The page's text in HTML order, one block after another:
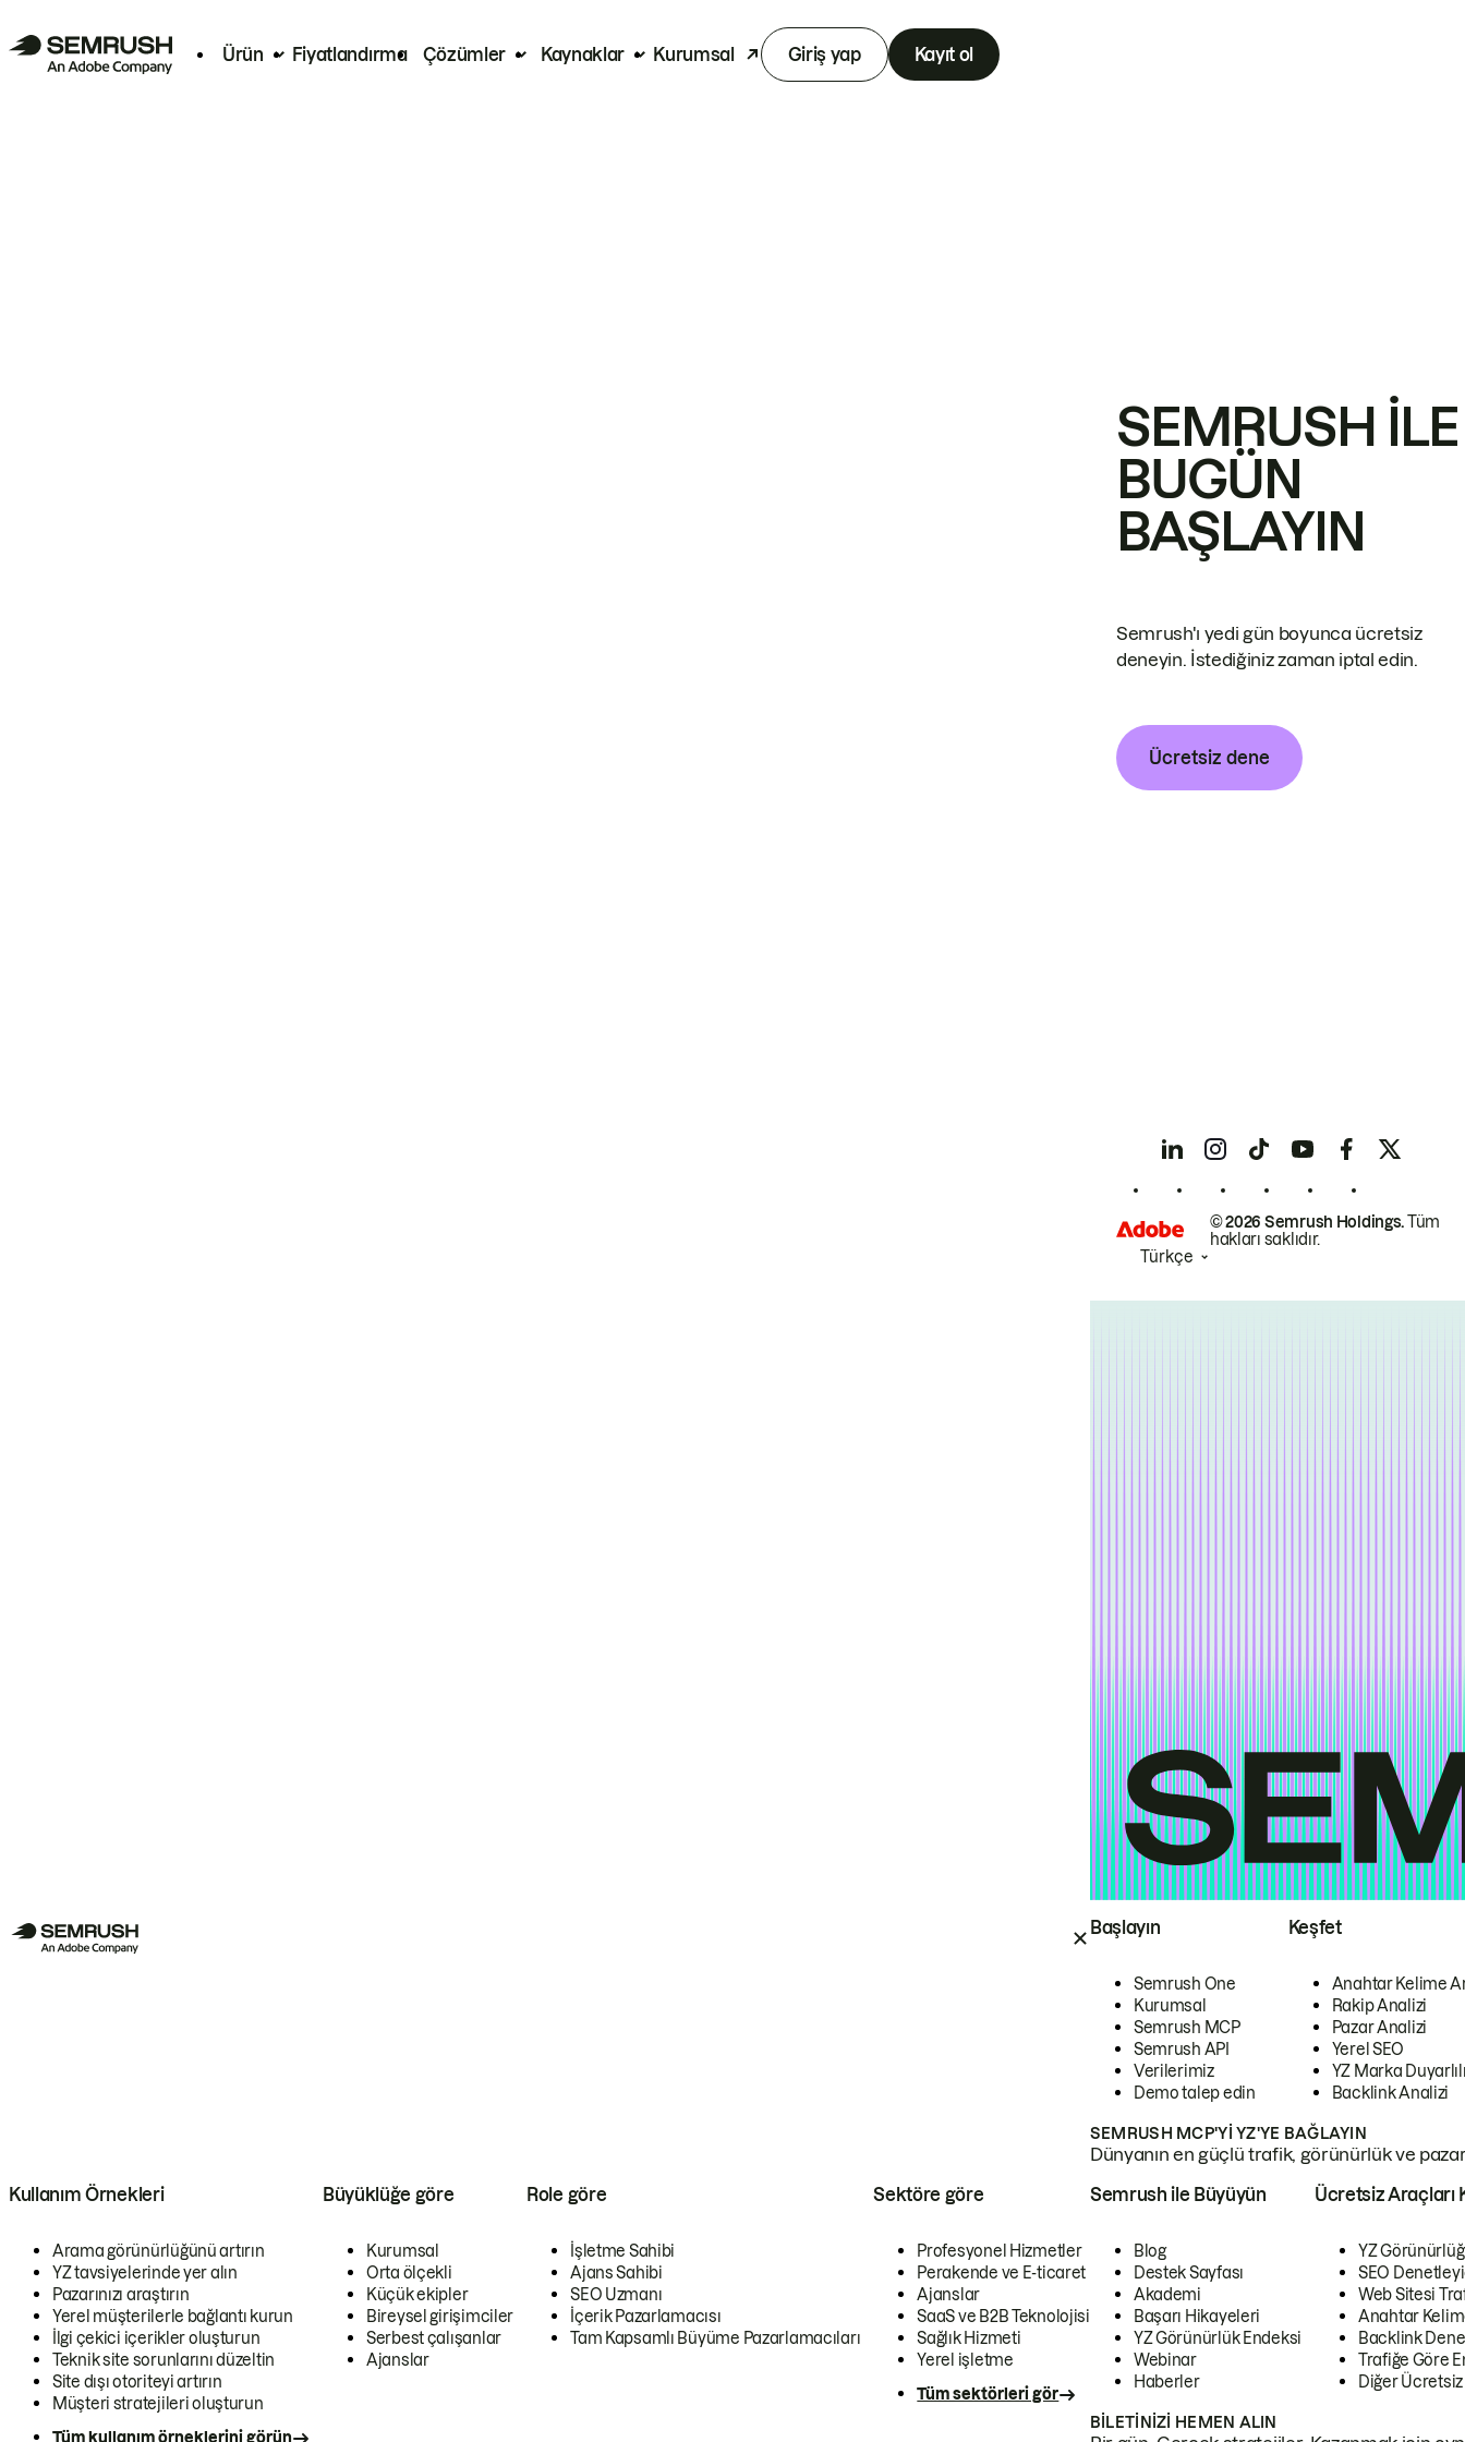
Ürün Fiyatlandırma Çözümler Kaynaklar Kurumsal Giriş yap Kayıt ol
Başlayın
Semrush One
Kurumsal
Semrush MCP
Semrush API
Verilerimiz
Demo talep edin
Keşfet
Anahtar Kelime
Rakip Analizi
Pazar Analizi
Yerel SEO
YZ Marka
Backlink Analizi
SEMRUSH MCP'YI YZ'YE BAĞLAYIN
Dünyanın en güçlü trafik, görünürlük ve
Kullanım Örnekleri
Arama görünürlüğünü artırın
YZ tavsiyelerinde yer alın
Pazarınızı araştırın
Yerel müşterilerle bağlantı kurun
İlgi çekici içerikler oluşturun
Teknik site sorunlarını düzeltin
Site dışı otoriteyi artırın
Müşteri stratejileri oluşturun
Tüm kullanım örneklerini görün
Büyüklüğe göre
Kurumsal
Orta ölçekli
Küçük ekipler
Bireysel girişimciler
Serbest çalışanlar
Ajanslar
Role göre
İşletme Sahibi
Ajans Sahibi
SEO Uzmanı
İçerik Pazarlamacısı
Tam Kapsamlı Büyüme Pazarlamacıları
Sektöre göre
Profesyonel Hizmetler
Perakende ve E-ticaret
Ajanslar
SaaS ve B2B Teknolojisi
Sağlık Hizmeti
Yerel işletme
Tüm sektörleri gör
Semrush ile Büyüyün
Blog
Destek Sayfası
Akademi
Başarı Hikayeleri
YZ Görünürlük Endeksi
Webinar
Haberler
Ücretsiz Araçları
YZ
SEO
Web Sitesi
Anahtar
Backlink
Trafiğe Göre
Diğer
BILETINIZI HEMEN ALIN
SEMRUSH ILE
BUGÜN
BAŞLAYIN
Semrush'ı yedi gün boyunca ücretsiz
deneyin. İstediğiniz zaman iptal edin.
Ücretsiz dene
© 2026 Semrush Holdings.Tüm
hakları saklıdır.
Türkçe